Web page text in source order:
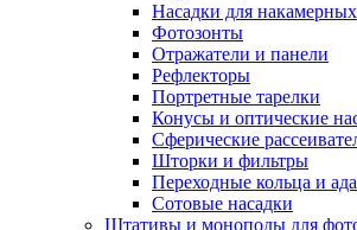
Насадки для
Фотозонты
Отражатели и панели
Рефлекторы
Портретные тарелки
Конусы и оптические
Сферические
Шторки и фильтры
Переходные кольца и
Сотовые насадки
Штативы и моноподы для